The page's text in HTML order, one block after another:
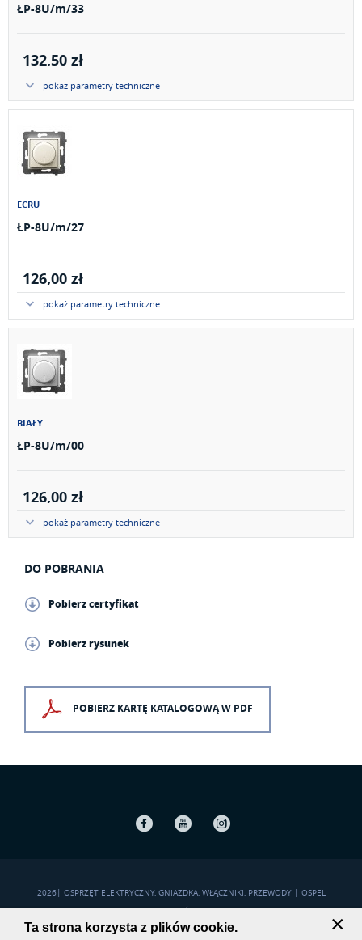
ŁP-8U/m/33
132,50 zł
pokaż parametry techniczne
ECRU
ŁP-8U/m/27
126,00 zł
pokaż parametry techniczne
BIAŁY
ŁP-8U/m/00
126,00 zł
pokaż parametry techniczne
DO POBRANIA
Pobierz certyfikat
Pobierz rysunek
POBIERZ KARTĘ KATALOGOWĄ W PDF
Instagram
2026|
OSPRZĘT ELEKTRYCZNY, GNIAZDKA, WŁĄCZNIKI, PRZEWODY | OSPEL
POLITYKA PRYWATNOŚCI|MAPA STRONY
Ta strona korzysta z plików cookie. ×